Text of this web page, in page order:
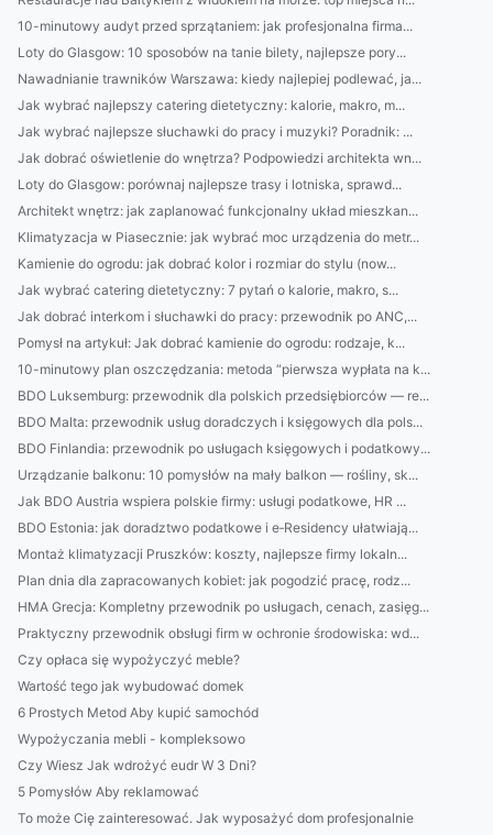
10-minutowy audyt przed sprzątaniem: jak profesjonalna firma...
Loty do Glasgow: 10 sposobów na tanie bilety, najlepsze pory...
Nawadnianie trawników Warszawa: kiedy najlepiej podlewać, ja...
Jak wybrać najlepszy catering dietetyczny: kalorie, makro, m...
Jak wybrać najlepsze słuchawki do pracy i muzyki? Poradnik: ...
Jak dobrać oświetlenie do wnętrza? Podpowiedzi architekta wn...
Loty do Glasgow: porównaj najlepsze trasy i lotniska, sprawd...
Architekt wnętrz: jak zaplanować funkcjonalny układ mieszkan...
Klimatyzacja w Piasecznie: jak wybrać moc urządzenia do metr...
Kamienie do ogrodu: jak dobrać kolor i rozmiar do stylu (now...
Jak wybrać catering dietetyczny: 7 pytań o kalorie, makro, s...
Jak dobrać interkom i słuchawki do pracy: przewodnik po ANC,...
Pomysł na artykuł: Jak dobrać kamienie do ogrodu: rodzaje, k...
10-minutowy plan oszczędzania: metoda “pierwsza wypłata na k...
BDO Luksemburg: przewodnik dla polskich przedsiębiorców — re...
BDO Malta: przewodnik usług doradczych i księgowych dla pols...
BDO Finlandia: przewodnik po usługach księgowych i podatkowy...
Urządzanie balkonu: 10 pomysłów na mały balkon — rośliny, sk...
Jak BDO Austria wspiera polskie firmy: usługi podatkowe, HR ...
BDO Estonia: jak doradztwo podatkowe i e‑Residency ułatwiają...
Montaż klimatyzacji Pruszków: koszty, najlepsze firmy lokaln...
Plan dnia dla zapracowanych kobiet: jak pogodzić pracę, rodz...
HMA Grecja: Kompletny przewodnik po usługach, cenach, zasięg...
Praktyczny przewodnik obsługi firm w ochronie środowiska: wd...
Czy opłaca się wypożyczyć meble?
Wartość tego jak wybudować domek
6 Prostych Metod Aby kupić samochód
Wypożyczania mebli - kompleksowo
Czy Wiesz Jak wdrożyć eudr W 3 Dni?
5 Pomysłów Aby reklamować
To może Cię zainteresować. Jak wyposażyć dom profesjonalnie